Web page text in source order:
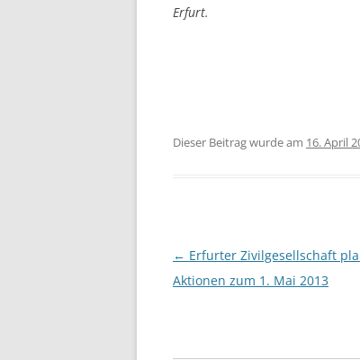
Erfurt.
Dieser Beitrag wurde am 16. April
Beitragsnavigation
← Erfurter Zivilgesellschaft
Aktionen zum 1. Mai 2013